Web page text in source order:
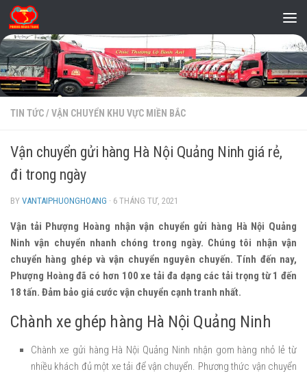
Skip to content
TIN TỨC/ VẬN CHUYỂN KHU VỰC MIỀN BẮC
Vận chuyển gửi hàng Hà Nội Quảng Ninh giá rẻ,
đi trong ngày
BY VANTAIPHUONGHOANG · 6 THÁNG TƯ, 2021
Vận tải Phượng Hoàng nhận vận chuyển gửi hàng Hà Nội Quảng
Ninh vận chuyển nhanh chóng trong ngày. Chúng tôi nhận vận
chuyển hàng ghép và vận chuyển nguyên chuyến. Tính đến nay,
Phượng Hoàng đã có hơn 100 xe tải đa dạng các tải trọng từ 1 đến
18 tấn. Đảm bảo giá cước vận chuyển cạnh tranh nhất.
Chành xe ghép hàng Hà Nội Quảng Ninh
Chành xe gửi hàng Hà Nội Quảng Ninh nhận gom hàng nhỏ lẻ từ
nhiều khách đủ một xe tải để vận chuyển. Phương thức vận chuyển